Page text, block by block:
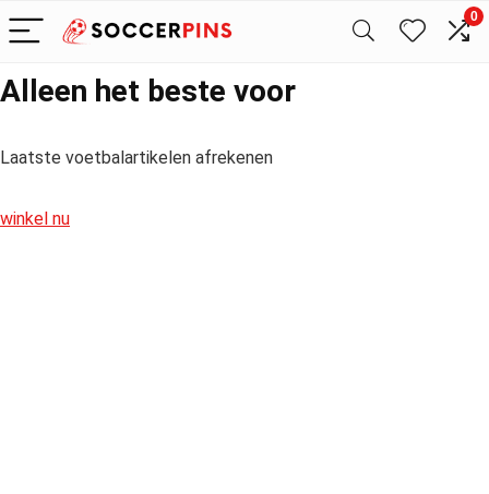
0
Alleen het beste voor
Laatste voetbalartikelen afrekenen
winkel nu